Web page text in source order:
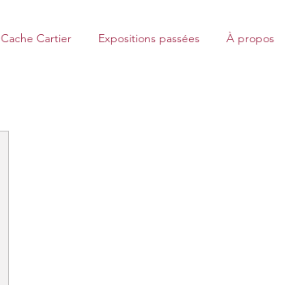
Cache Cartier Expositions passées À propos